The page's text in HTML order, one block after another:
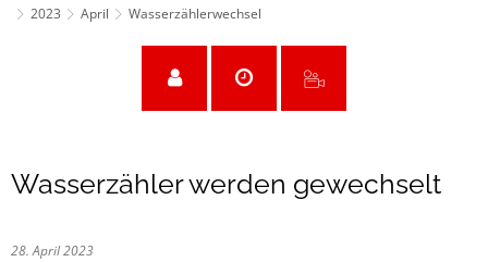
2023
April Wasserzählerwechsel
Wasserzähler werden gewechselt
28. April 2023